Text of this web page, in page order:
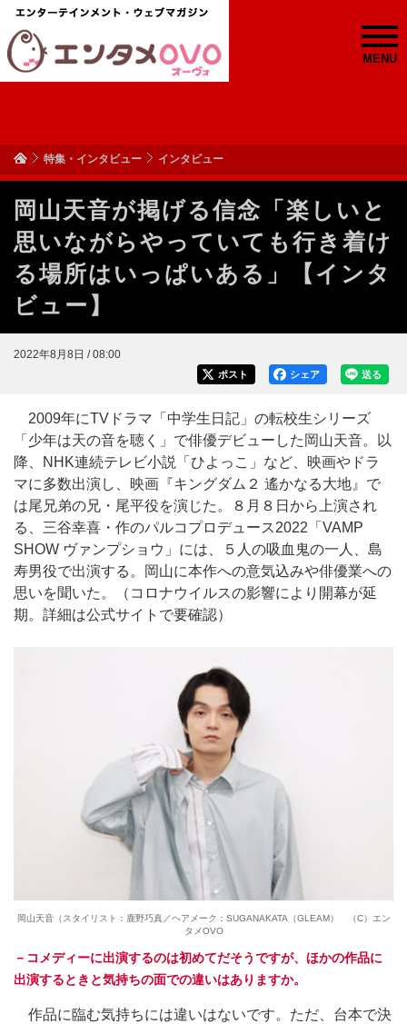
MENU
特集・インタビュー インタビュー
岡山天音が掲げる信念「楽しいと
思いながらやっていても行き着け
る場所はいっぱいある」【インタ
ビュー】
2022年8月8日 / 08:00
送る
シェア
ポスト
2009年にTVドラマ「中学生日記」の転校生シリーズ
「少年は天の音を聴く」で俳優デビューした岡山天音。以
降、NHK連続テレビ小説「ひよっこ」など、映画やドラ
マに多数出演し、映画『キングダム２ 遙かなる大地』で
は尾兄弟の兄・尾平役を演じた。８月８日から上演され
る、三谷幸喜・作のパルコプロデュース2022「VAMP
SHOW ヴァンプショウ」には、５人の吸血鬼の一人、島
寿男役で出演する。岡山に本作への意気込みや俳優業への
思いを聞いた。（コロナウイルスの影響により開幕が延
期。詳細は公式サイトで要確認）
岡山天音（スタイリスト：鹿野巧真／ヘアメーク：SUGANAKATA（GLEAM） （C）エン
タメOVO
－コメディーに出演するのは初めてだそうですが、ほかの作品に
出演するときと気持ちの面での違いはありますか。
作品に臨む気持ちには違いはないです。ただ、台本で決